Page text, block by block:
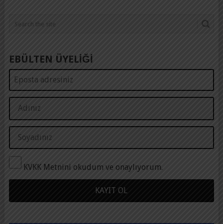
EBÜLTEN ÜYELİĞİ
KVKK Metnini okudum ve onaylıyorum.